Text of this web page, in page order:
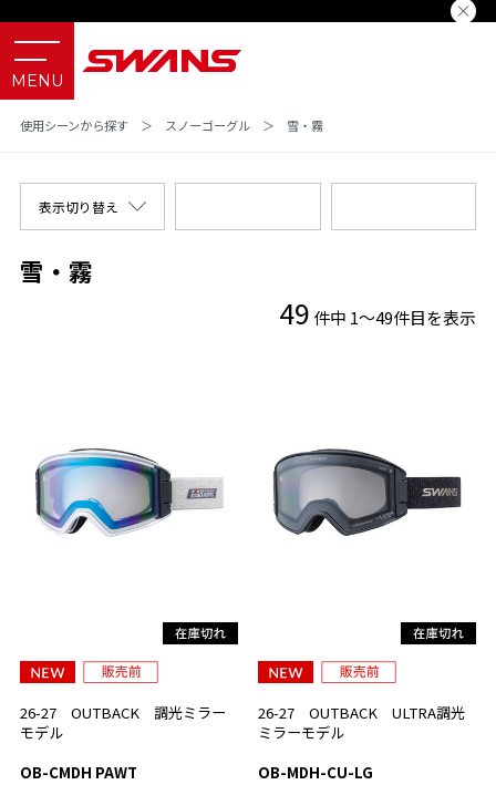
使用シーンから探す ＞ スノーゴーグル ＞ 雪・霧
雪・霧
49 件中 1～49件目を表示
表示切り替え
26-27 OUTBACK 調光ミラー
モデル
OB-CMDH PAWT
26-27 OUTBACK ULTRA調光
ミラーモデル
OB-MDH-CU-LG